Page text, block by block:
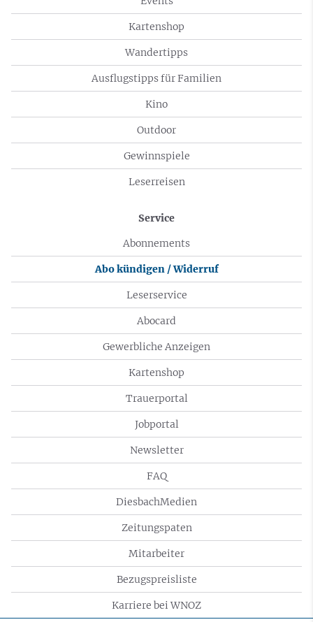
Kartenshop
Wandertipps
Ausflugstipps für Familien
Kino
Outdoor
Gewinnspiele
Leserreisen
Service
Abonnements
Abo kündigen / Widerruf
Leserservice
Abocard
Gewerbliche Anzeigen
Kartenshop
Trauerportal
Jobportal
Newsletter
FAQ
DiesbachMedien
Zeitungspaten
Mitarbeiter
Bezugspreisliste
Karriere bei WNOZ